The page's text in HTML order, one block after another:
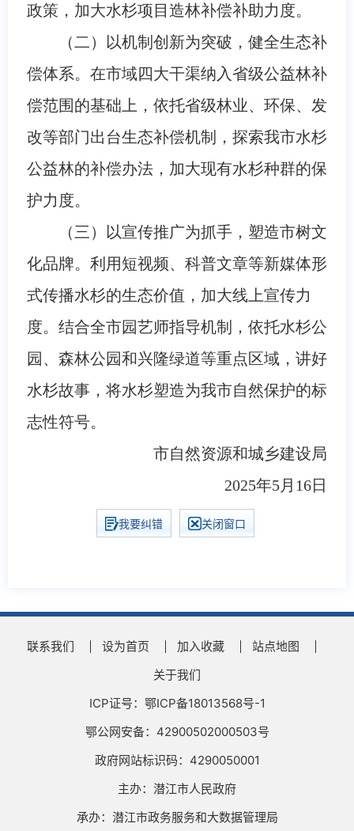
政策，加大水杉项目造林补偿补助力度。
（二）以机制创新为突破，健全生态补
偿体系。在市域四大干渠纳入省级公益林补
偿范围的基础上，依托省级林业、环保、发
改等部门出台生态补偿机制，探索我市水杉
公益林的补偿办法，加大现有水杉种群的保
护力度。
（三）以宣传推广为抓手，塑造市树文
化品牌。利用短视频、科普文章等新媒体形
式传播水杉的生态价值，加大线上宣传力
度。结合全市园艺师指导机制，依托水杉公
园、森林公园和兴隆绿道等重点区域，讲好
水杉故事，将水杉塑造为我市自然保护的标
志性符号。
市自然资源和城乡建设局
2025年5月16日
我要纠错 关闭窗口
联系我们 设为首页 加入收藏
站点地图
关于我们
ICP证号：鄂ICP备18013568号-1
鄂公网安备：42900502000503号
政府网站标识码：4290050001
主办：潜江市人民政府
承办：潜江市政务服务和大数据管理局